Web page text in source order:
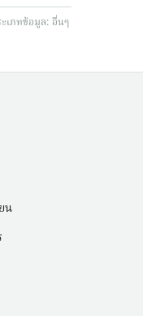
เภทข้อมูล: อื่นๆ
น